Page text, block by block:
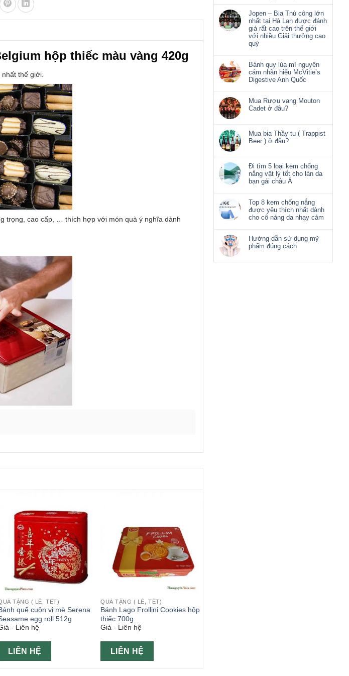
Jopen – Bia Thủ công lớn
nhất tại Hà Lan được đánh
giá rất cao trên thế giới
với nhiều Giải thưởng cao
quý
Bánh quy lúa mì nguyên
cám nhãn hiệu McVitie’s
Digestive Anh Quốc
Mua Rượu vang Mouton
Cadet ở đâu?
Mua bia Thầy tu ( Trappist
Beer ) ở đâu?
Đi tìm 5 loại kem chống
nắng vật lý tốt cho làn da
bạn gái châu Á
Top 8 kem chống nắng
được yêu thích nhất dành
cho cô nàng da nhạy cảm
Hướng dẫn sử dụng mỹ
phẩm đúng cách
hộp thiếc màu vàng 420g
thế giới.
trọng, cao cấp, … thích hợp với món quà ý nghĩa dành
TẶNG ( LỄ, TẾT)
quế cuộn vị mè Serena
egg roll 512g
- Liên hệ
LIÊN HỆ
QUÀ TẶNG ( LỄ, TẾT)
Bánh Lago Frollini Cookies hộp
thiếc 700g
Giá - Liên hệ
LIÊN HỆ